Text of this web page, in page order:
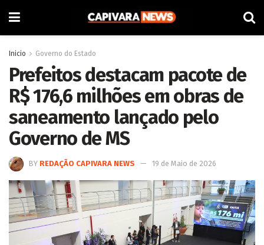
Inicio Governo do Estado
Prefeitos destacam pacote de
R$ 176,6 milhões em obras de
saneamento lançado pelo
Governo de MS
BY REDAÇÃO CAPIVARA NEWS 19 de Maio de 2026